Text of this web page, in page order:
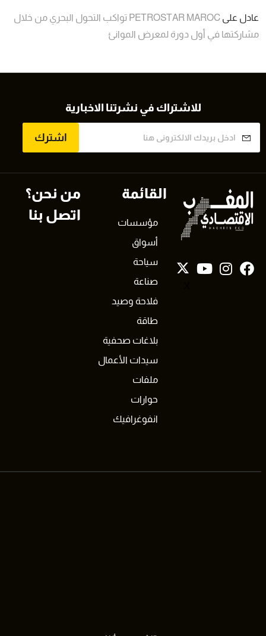
عادل على
PETROSTAR MAROC تواكب التحول البحري من خلال
مشاركتها في أول دورة لمعرض الموانئ
للاشتراك في نشرتنا الاخبارية
اشترك
القائمة
مؤسسات
أسواق
سياحة
صناعة
فلاحة وصيد
طاقة
بلاغات صحفية
سيدات الأعمال
ملفات
حوارات
انفوغرافيك
من نحن؟
اتصل بنا